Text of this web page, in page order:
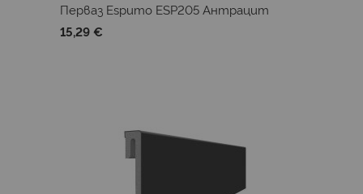
Перваз Espumo ESP205 Антрацит
15,29 €